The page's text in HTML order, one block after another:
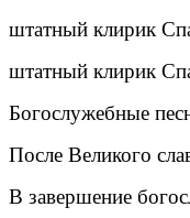
штатный клирик
штатный клирик
Богослужебные
После Великого
В завершение